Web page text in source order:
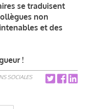
se traduisent
non
et des
!
SOCIALES